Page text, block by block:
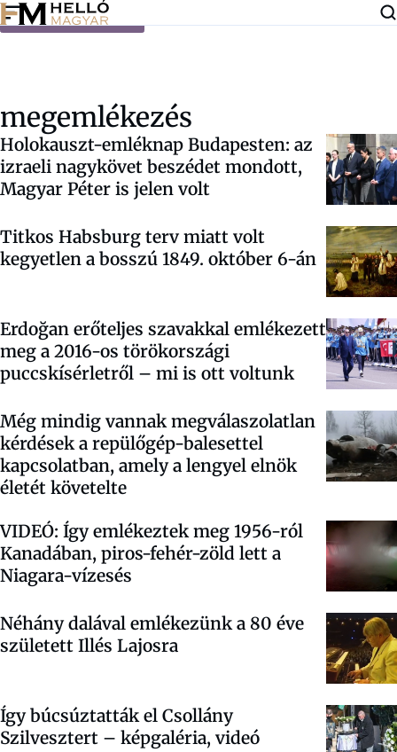
Ugrás a tartalomra
megemlékezés
Holokauszt-emléknap Budapesten: az
izraeli nagykövet beszédet mondott,
Magyar Péter is jelen volt
Titkos Habsburg terv miatt volt
kegyetlen a bosszú 1849. október 6-án
Erdoğan erőteljes szavakkal emlékezett
meg a 2016-os törökországi
puccskísérletről – mi is ott voltunk
Még mindig vannak megválaszolatlan
kérdések a repülőgép-balesettel
kapcsolatban, amely a lengyel elnök
életét követelte
VIDEÓ: Így emlékeztek meg 1956-ról
Kanadában, piros-fehér-zöld lett a
Niagara-vízesés
Néhány dalával emlékezünk a 80 éve
született Illés Lajosra
Így búcsúztatták el Csollány
Szilvesztert – képgaléria, videó